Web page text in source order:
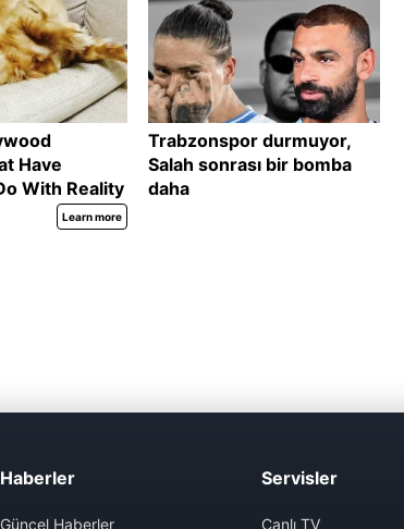
Haberler
Güncel Haberler
Servisler
Canlı TV